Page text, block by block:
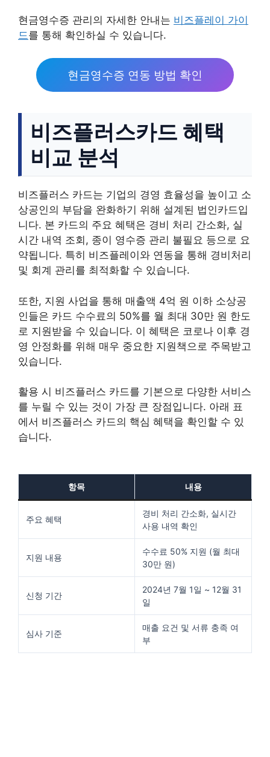
현금영수증 관리의 자세한 안내는 비즈플레이 가이
드를 통해 확인하실 수 있습니다.
현금영수증 연동 방법 확인
비즈플러스카드 혜택
비교 분석
비즈플러스 카드는 기업의 경영 효율성을 높이고 소
상공인의 부담을 완화하기 위해 설계된 법인카드입
니다. 본 카드의 주요 혜택은 경비 처리 간소화, 실
시간 내역 조회, 종이 영수증 관리 불필요 등으로 요
약됩니다. 특히 비즈플레이와 연동을 통해 경비처리
및 회계 관리를 최적화할 수 있습니다.
또한, 지원 사업을 통해 매출액 4억 원 이하 소상공
인들은 카드 수수료의 50%를 월 최대 30만 원 한도
로 지원받을 수 있습니다. 이 혜택은 코로나 이후 경
영 안정화를 위해 매우 중요한 지원책으로 주목받고
있습니다.
활용 시 비즈플러스 카드를 기본으로 다양한 서비스
를 누릴 수 있는 것이 가장 큰 장점입니다. 아래 표
에서 비즈플러스 카드의 핵심 혜택을 확인할 수 있
습니다.
항목 내용
주요 혜택
경비 처리 간소화, 실시간
사용 내역 확인
지원 내용
수수료 50% 지원 (월 최대
30만 원)
신청 기간
2024년 7월 1일 ~ 12월 31
일
심사 기준
매출 요건 및 서류 충족 여
부